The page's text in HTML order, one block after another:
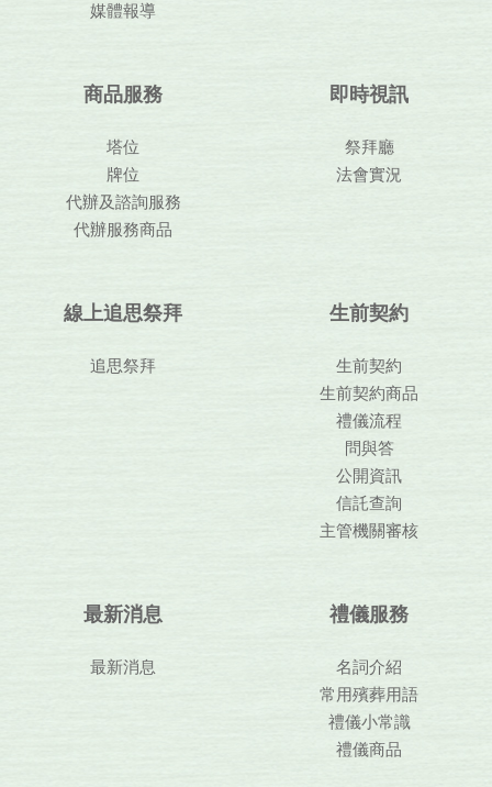
媒體報導
商品服務
塔位
牌位
代辦及諮詢服務
代辦服務商品
即時視訊
祭拜廳
法會實況
線上追思祭拜
追思祭拜
生前契約
生前契約
生前契約商品
禮儀流程
問與答
公開資訊
信託查詢
主管機關審核
最新消息
最新消息
禮儀服務
名詞介紹
常用殯葬用語
禮儀小常識
禮儀商品